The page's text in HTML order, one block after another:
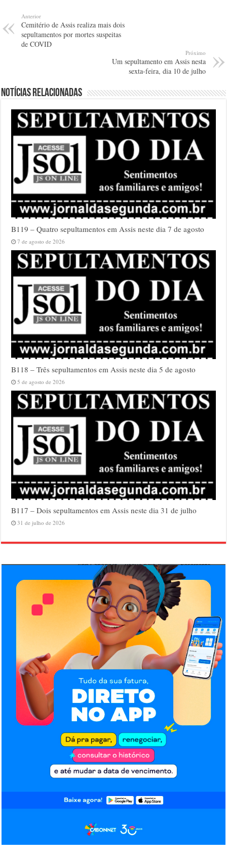
Anterior
Cemitério de Assis realiza mais dois
sepultamentos por mortes suspeitas
de COVID
Próximo
Um sepultamento em Assis nesta
sexta-feira, dia 10 de julho
Notícias relacionadas
B119 – Quatro sepultamentos em Assis neste dia 7 de agosto
7 de agosto de 2026
B118 – Três sepultamentos em Assis neste dia 5 de agosto
5 de agosto de 2026
B117 – Dois sepultamentos em Assis neste dia 31 de julho
31 de julho de 2026